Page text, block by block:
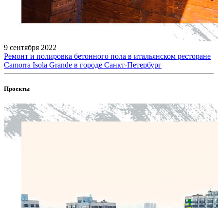
9 сентября 2022
Ремонт и полировка бетонного пола в итальянском ресторане
Camorra Isola Grande в городе Санкт-Петербург
Проекты